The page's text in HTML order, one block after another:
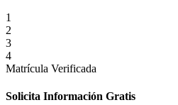
1
2
3
4
Matrícula Verificada
Solicita Información Gratis